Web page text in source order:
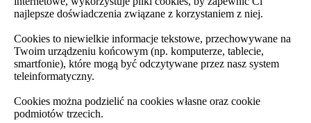
najlepsze doświadczenia związane z korzystaniem z niej.
Cookies to niewielkie informacje tekstowe, przechowywane na
Twoim urządzeniu końcowym (np. komputerze, tablecie,
smartfonie), które mogą być odczytywane przez nasz system
teleinformatyczny.
Cookies można podzielić na cookies własne oraz cookie
podmiotów trzecich.